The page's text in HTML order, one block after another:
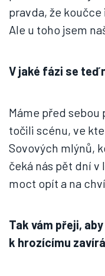
pravda, že
Ale u toho jsem
V jaké fázi se teď
Máme před
točili scénu, ve
Sovových mlýnů,
čeká nás pět dní v
moct opít a na
Tak vám přeji,
k hrozícímu